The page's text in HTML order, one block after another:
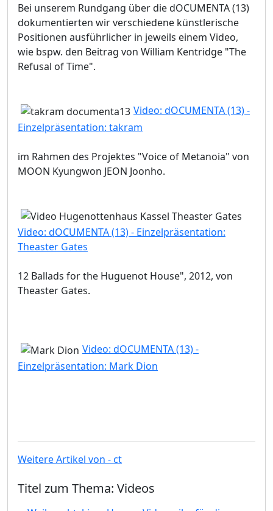
Bei unserem Rundgang über die dOCUMENTA (13)
dokumentierten wir verschiedene künstlerische
Positionen ausführlicher in jeweils einem Video,
wie bspw. den Beitrag von William Kentridge "The
Refusal of Time".
Video: dOCUMENTA (13) -
Einzelpräsentation: takram
im Rahmen des Projektes "Voice of Metanoia" von
MOON Kyungwon JEON Joonho.
Video: dOCUMENTA (13) - Einzelpräsentation:
Theaster Gates
12 Ballads for the Huguenot House", 2012, von
Theaster Gates.
Video: dOCUMENTA (13) -
Einzelpräsentation: Mark Dion
Weitere Artikel von - ct
Titel zum Thema: Videos